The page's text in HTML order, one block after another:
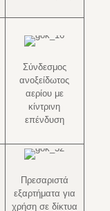
Σύνδεσμος
ανοξείδωτος
αερίου με
κίντρινη
επένδυση
Πρεσαριστά
εξαρτήματα για
χρήση σε δίκτυα